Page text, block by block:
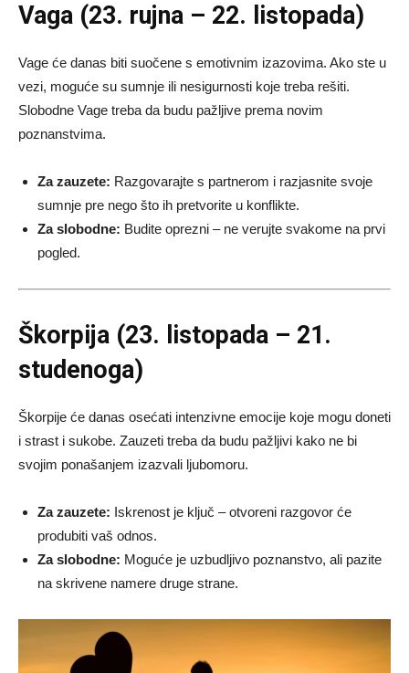
Vaga (23. rujna – 22. listopada)
Vage će danas biti suočene s emotivnim izazovima. Ako ste u
vezi, moguće su sumnje ili nesigurnosti koje treba rešiti.
Slobodne Vage treba da budu pažljive prema novim
poznanstvima.
Za zauzete: Razgovarajte s partnerom i razjasnite svoje
sumnje pre nego što ih pretvorite u konflikte.
Za slobodne: Budite oprezni – ne verujte svakome na prvi
pogled.
Škorpija (23. listopada – 21.
studenoga)
Škorpije će danas osećati intenzivne emocije koje mogu doneti
i strast i sukobe. Zauzeti treba da budu pažljivi kako ne bi
svojim ponašanjem izazvali ljubomoru.
Za zauzete: Iskrenost je ključ – otvoreni razgovor će
produbiti vaš odnos.
Za slobodne: Moguće je uzbudljivo poznanstvo, ali pazite
na skrivene namere druge strane.